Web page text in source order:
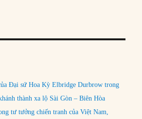
Đại sứ Hoa Kỳ Elbridge Durbrow trong
thành xa lộ Sài Gòn – Biên Hòa
tư tưởng chiến tranh của Việt Nam,